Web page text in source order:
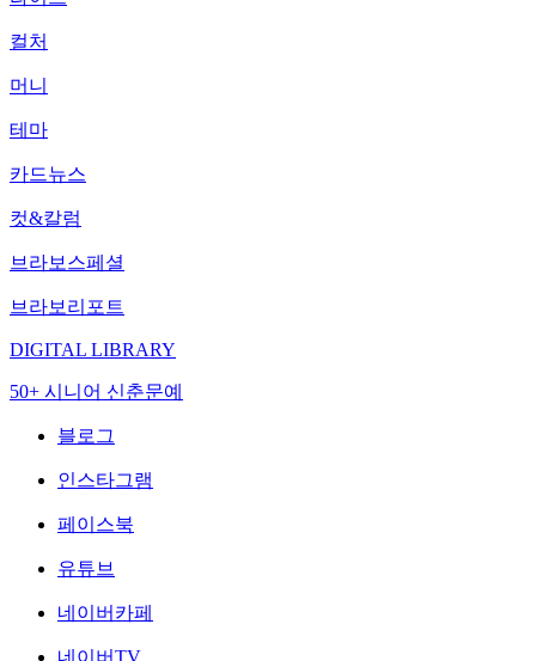
컬처
머니
테마
카드뉴스
컷&칼럼
브라보스페셜
브라보리포트
DIGITAL LIBRARY
50+ 시니어 신춘문예
블로그
인스타그램
페이스북
유튜브
네이버카페